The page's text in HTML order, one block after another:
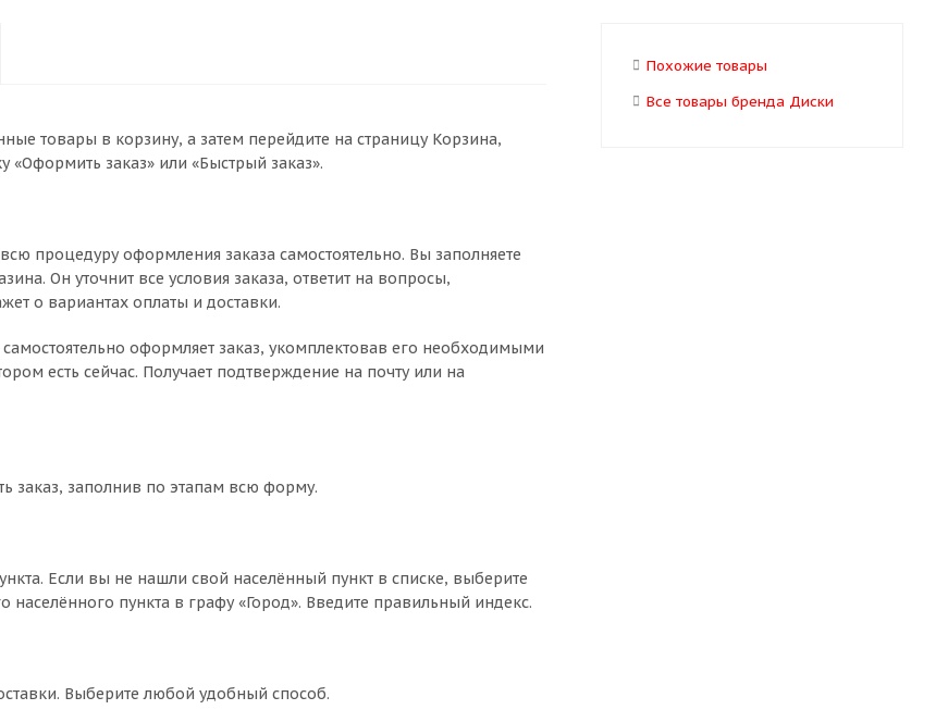
товары в корзину, а затем перейдите на страницу Корзина,
заказ» или «Быстрый заказ».
процедуру оформления заказа самостоятельно. Вы заполняете
Он уточнит все условия заказа, ответит на вопросы,
о вариантах оплаты и доставки.
оформляет заказ, укомплектовав его необходимыми
есть сейчас. Получает подтверждение на почту или на
заказ, заполнив по этапам всю форму.
Если вы не нашли свой населённый пункт в списке, выберите
пункта в графу «Город». Введите правильный индекс.
Выберите любой удобный способ.
Похожие товары
Все товары бренда Диски